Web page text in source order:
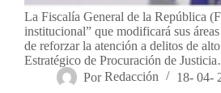
La Fiscalía General de la República
institucional” que modificará sus
de reforzar la atención a delitos de
Estratégico de Procuración de
Por Redacción 18- 04-